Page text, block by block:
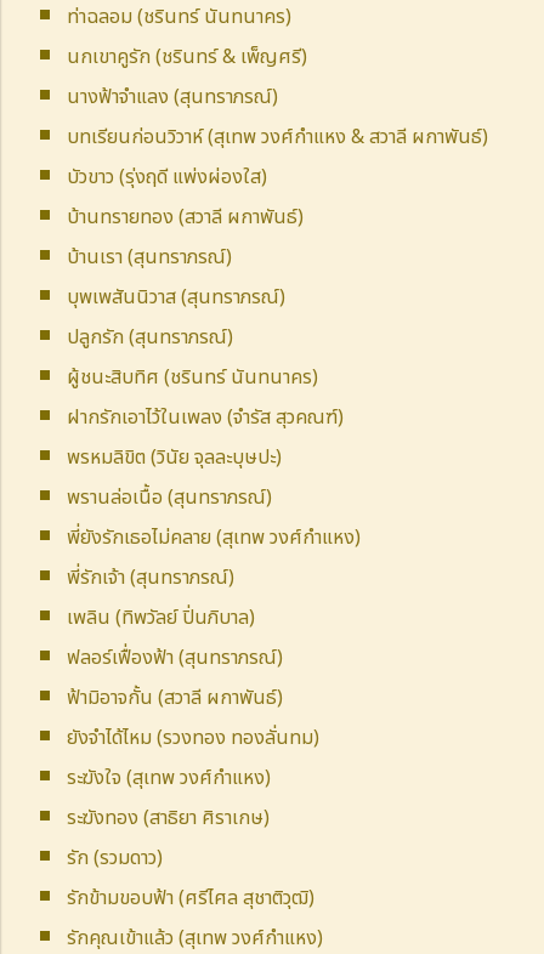
ท่าฉลอม (ชรินทร์ นันทนาคร)
นกเขาคูรัก (ชรินทร์ & เพ็ญศรี)
นางฟ้าจำแลง (สุนทราภรณ์)
บทเรียนก่อนวิวาห์ (สุเทพ วงศ์กำแหง & สวาลี ผกาพันธ์)
บัวขาว (รุ่งฤดี แพ่งผ่องใส)
บ้านทรายทอง (สวาลี ผกาพันธ์)
บ้านเรา (สุนทราภรณ์)
บุพเพสันนิวาส (สุนทราภรณ์)
ปลูกรัก (สุนทราภรณ์)
ผู้ชนะสิบทิศ (ชรินทร์ นันทนาคร)
ฝากรักเอาไว้ในเพลง (จำรัส สุวคณฑ์)
พรหมลิขิต (วินัย จุลละบุษปะ)
พรานล่อเนื้อ (สุนทราภรณ์)
พี่ยังรักเธอไม่คลาย (สุเทพ วงศ์กำแหง)
พี่รักเจ้า (สุนทราภรณ์)
เพลิน (ทิพวัลย์ ปิ่นภิบาล)
ฟลอร์เฟื่องฟ้า (สุนทราภรณ์)
ฟ้ามิอาจกั้น (สวาลี ผกาพันธ์)
ยังจำได้ไหม (รวงทอง ทองลั่นทม)
ระฆังใจ (สุเทพ วงศ์กำแหง)
ระฆังทอง (สาธิยา ศิราเกษ)
รัก (รวมดาว)
รักข้ามขอบฟ้า (ศรีไศล สุชาติวุฒิ)
รักคุณเข้าแล้ว (สุเทพ วงศ์กำแหง)